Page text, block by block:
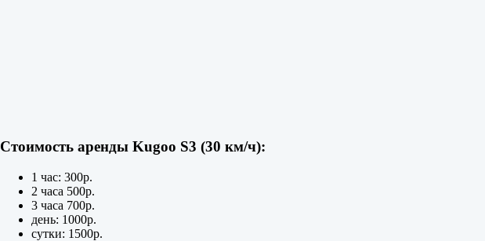
Стоимость аренды Kugoo S3 (30 км/ч):
1 час: 300р.
2 часа 500р.
3 часа 700р.
день: 1000р.
сутки: 1500р.